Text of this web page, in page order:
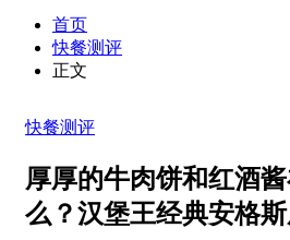
首页
快餐测评
正文
快餐测评
厚厚的牛肉饼和红酒
么？汉堡王经典安格